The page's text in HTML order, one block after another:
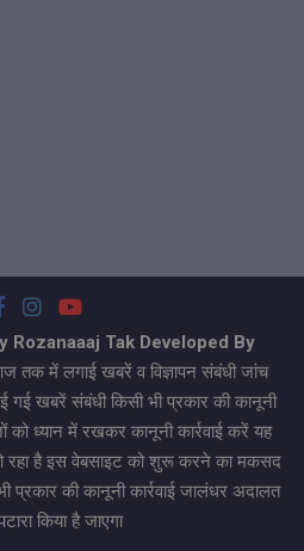
Rozanaaaj Tak Developed By
तक में लगाई खबरें व विज्ञापन संबंधी जांच
खबरें संबंधी किसी भी प्रकार की कानूनी
को ध्यान में रखकर कानूनी कार्रवाई करें यह
रहा है इस वेबसाइट को शुरू करने का मकसद
प्रकार की कानूनी कार्रवाई जालंधर अदालत
किया है जाएगा